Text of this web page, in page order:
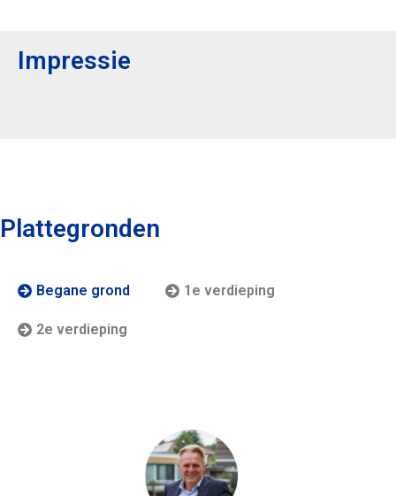
Impressie
Plattegronden
Begane grond 1e verdieping
2e verdieping